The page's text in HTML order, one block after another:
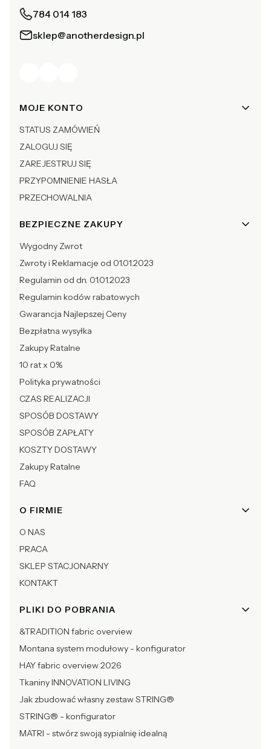
784 014 183
sklep@anotherdesign.pl
Linki w stopce
MOJE KONTO
STATUS ZAMÓWIEŃ
ZALOGUJ SIĘ
ZAREJESTRUJ SIĘ
PRZYPOMNIENIE HASŁA
PRZECHOWALNIA
BEZPIECZNE ZAKUPY
Wygodny Zwrot
Zwroty i Reklamacje od 01.01.2023
Regulamin od dn. 01.01.2023
Regulamin kodów rabatowych
Gwarancja Najlepszej Ceny
Bezpłatna wysyłka
Zakupy Ratalne
10 rat x 0%
Polityka prywatności
CZAS REALIZACJI
SPOSÓB DOSTAWY
SPOSÓB ZAPŁATY
KOSZTY DOSTAWY
Zakupy Ratalne
FAQ
O FIRMIE
O NAS
PRACA
SKLEP STACJONARNY
KONTAKT
PLIKI DO POBRANIA
&TRADITION fabric overview
Montana system modułowy - konfigurator
HAY fabric overview 2026
Tkaniny INNOVATION LIVING
Jak zbudować własny zestaw STRING®
STRING® - konfigurator
MATRI - stwórz swoją sypialnię idealną